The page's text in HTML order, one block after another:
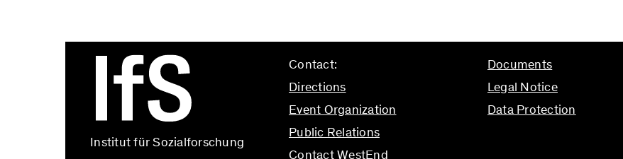
Institut für Sozialforschung
Contact:
Directions
Event Organization
Public Relations
Contact WestEnd
Documents
Legal Notice
Data Protection